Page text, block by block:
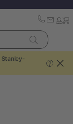
Stanley-
?